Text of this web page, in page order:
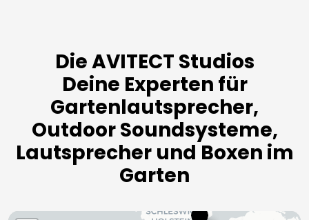
Die AVITECT Studios
Deine Experten für
Gartenlautsprecher,
Outdoor Soundsysteme,
Lautsprecher und Boxen im
Garten